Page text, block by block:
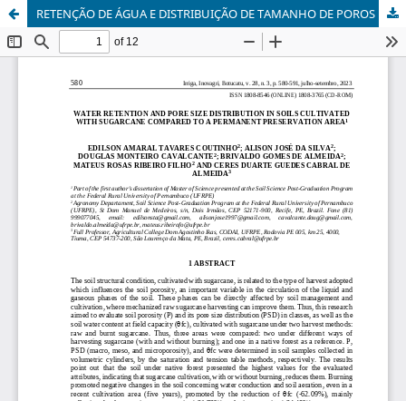
RETENÇÃO DE ÁGUA E DISTRIBUIÇÃO DE TAMANHO DE POROS EM SOLOS CULTIVADOS COM CANA-DE-AÇÚCAR EM COMPARAÇÃO COM ÁREA DE PRESERVAÇÃO PERMANENTE